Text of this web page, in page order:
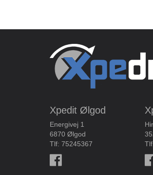
Xpedit Ølgod
Energivej 1
6870 Ølgod
Tlf: 75245367